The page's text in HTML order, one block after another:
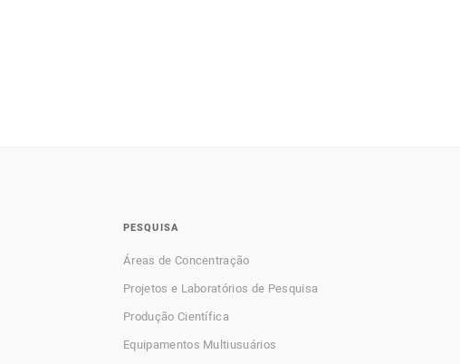
PESQUISA
Áreas de Concentração
Projetos e Laboratórios de Pesquisa
Produção Científica
Equipamentos Multiusuários